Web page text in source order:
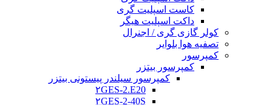
کاست اسپلیت گری
داکت اسپلیت هیگر
کولر گازی گری / اجنرال
تصفیه هوا بلوایر
کمپرسور
کمپرسور بیتزر
کمپرسور سیلندر پیستونی بیتزر
۲GES-2.E20
۲GES-2-40S